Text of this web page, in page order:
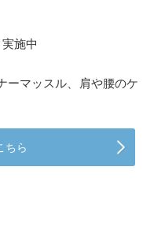
施中
ーマッスル、肩や腰のケ
ちら